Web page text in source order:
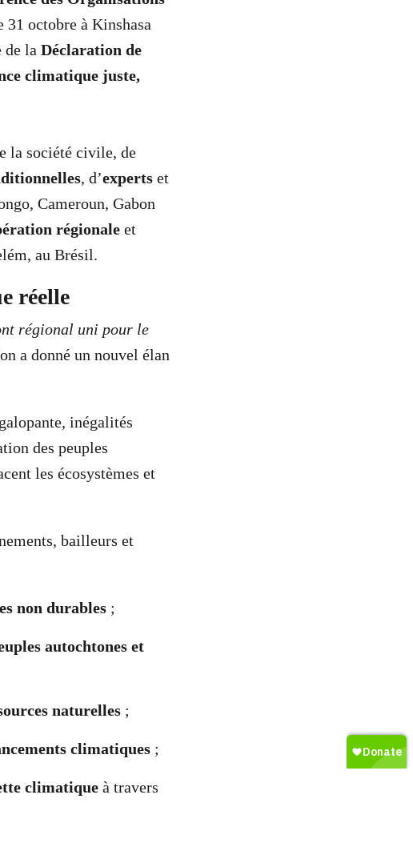
31 octobre à Kinshasa
de la Déclaration de
climatique juste,
la société civile, de
, d’experts et
Cameroun, Gabon
régionale et
au Brésil.
réelle
régional uni pour le
a donné un nouvel élan
inégalités
des peuples
les écosystèmes et
bailleurs et
non durables ;
autochtones et
naturelles ;
climatiques ;
climatique à travers